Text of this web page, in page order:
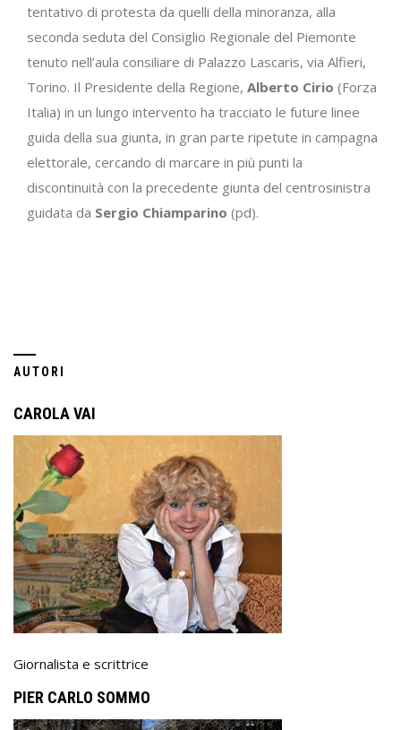
tentativo di protesta da quelli della minoranza, alla
seconda seduta del Consiglio Regionale del Piemonte
tenuto nell’aula consiliare di Palazzo Lascaris, via Alfieri,
Torino. Il Presidente della Regione, Alberto Cirio (Forza
Italia) in un lungo intervento ha tracciato le future linee
guida della sua giunta, in gran parte ripetute in campagna
elettorale, cercando di marcare in più punti la
discontinuità con la precedente giunta del centrosinistra
guidata da Sergio Chiamparino (pd).
AUTORI
CAROLA VAI
Giornalista e scrittrice
PIER CARLO SOMMO